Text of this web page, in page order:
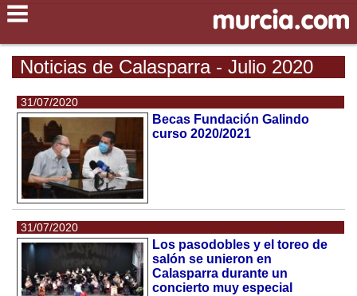
Noticias de Calasparra - Julio 2020
31/07/2020
Becas Fundación Galindo
curso 2020/2021
31/07/2020
Los pasodobles y el toreo de
salón se unieron en
Calasparra durante un
concierto muy especial